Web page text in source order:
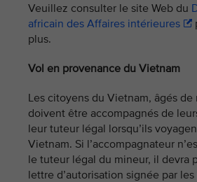
Veuillez consulter le site Web du
africain des Affaires intérieures
plus.
Vol en provenance du Vietnam
Les citoyens du Vietnam, âgés de
doivent être accompagnés de
leur tuteur légal lorsqu’ils
Vietnam. Si l’accompagnateur
le tuteur légal du mineur, il devra
lettre d’autorisation signée par